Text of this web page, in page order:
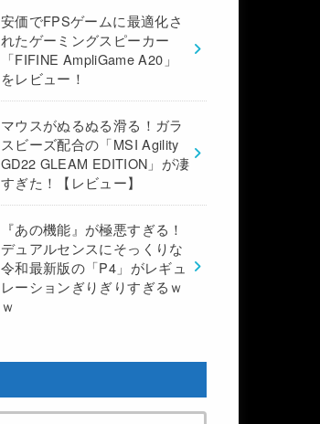
安価でFPSゲームに最適化さ
れたゲーミングスピーカー
「FIFINE AmpliGame A20」
をレビュー！
マウスがぬるぬる滑る！ガラ
スビーズ配合の「MSI Agility
GD22 GLEAM EDITION」が凄
すぎた！【レビュー】
『あの機能』が極悪すぎる！
デュアルセンスにそっくりな
令和最新版の「P4」がレギュ
レーションぎりぎりすぎるｗ
ｗ